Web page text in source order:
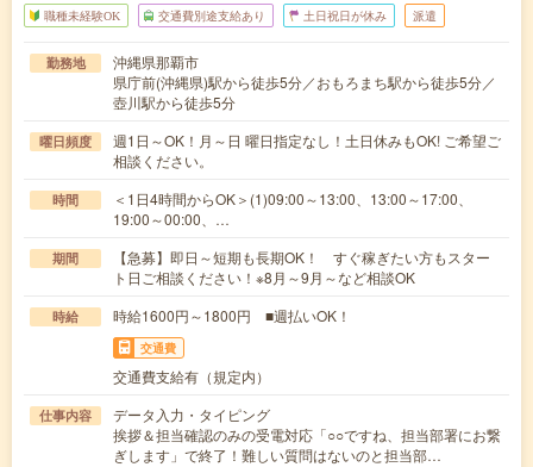
職種未経験OK 交通費別途支給あり 土日祝日が休み 派遣
勤務地
沖縄県那覇市
県庁前(沖縄県)駅から徒歩5分／おもろまち駅から徒歩5分／
壺川駅から徒歩5分
曜日頻度
週1日～OK！月～日 曜日指定なし！土日休みもOK! ご希望ご
相談ください。
時間
＜1日4時間からOK＞(1)09:00～13:00、13:00～17:00、
19:00～00:00、…
期間
【急募】即日～短期も長期OK！ すぐ稼ぎたい方もスター
ト日ご相談ください！※8月～9月～など相談OK
時給 時給1600円～1800円 ■週払いOK！
交通費
交通費支給有（規定内）
仕事内容
データ入力・タイピング
挨拶＆担当確認のみの受電対応「○○ですね、担当部署にお繋
ぎします」で終了！難しい質問はないのと担当部…